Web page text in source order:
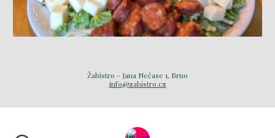
Žabistro - Jana Nečase 1, Brno
info@zabistro.cz